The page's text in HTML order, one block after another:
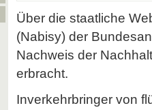
Über die staatliche
(Nabisy) der
Nachweis der
erbracht.
Inverkehrbringer von